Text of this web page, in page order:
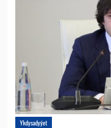
Ykdysadyýet